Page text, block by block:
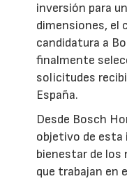
inversión para
dimensiones, el
candidatura a
finalmente
solicitudes
España.
Desde Bosch
objetivo de
bienestar de los
que trabajan en